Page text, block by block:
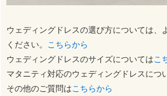
ウェディングドレスの選び方については、
ください。 こちらから
ウェディングドレスのサイズについてはこ
マタニティ対応のウェディングドレスにつ
その他のご質問はこちらから